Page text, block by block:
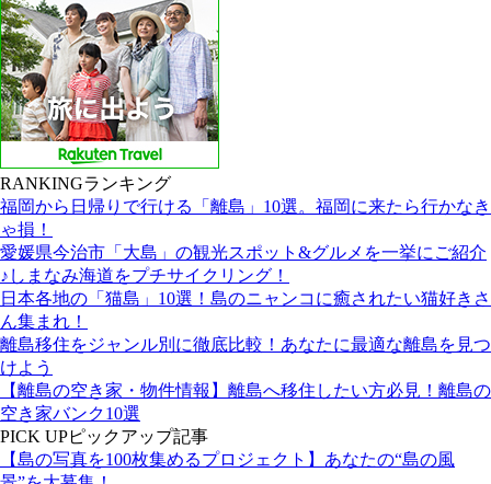
RANKINGランキング
福岡から日帰りで行ける「離島」10選。福岡に来たら行かなき
ゃ損！
愛媛県今治市「大島」の観光スポット&グルメを一挙にご紹介
♪しまなみ海道をプチサイクリング！
日本各地の「猫島」10選！島のニャンコに癒されたい猫好きさ
ん集まれ！
離島移住をジャンル別に徹底比較！あなたに最適な離島を見つ
けよう
【離島の空き家・物件情報】離島へ移住したい方必見！離島の
空き家バンク10選
PICK UPピックアップ記事
【島の写真を100枚集めるプロジェクト】あなたの“島の風